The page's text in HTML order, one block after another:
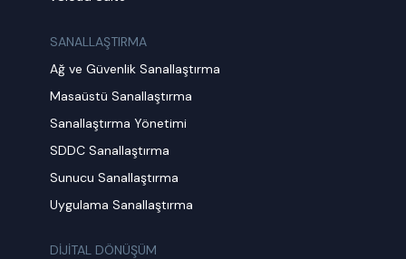
SANALLAŞTIRMA
Ağ ve Güvenlik Sanallaştırma
Masaüstü Sanallaştırma
Sanallaştırma Yönetimi
SDDC Sanallaştırma
Sunucu Sanallaştırma
Uygulama Sanallaştırma
DİJİTAL DÖNÜŞÜM